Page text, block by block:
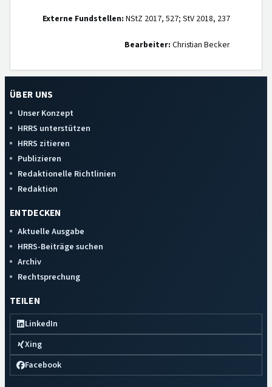
Externe Fundstellen: NStZ 2017, 527; StV 2018, 237
Bearbeiter: Christian Becker
ÜBER UNS
Unser Konzept
HRRS unterstützen
HRRS zitieren
Publizieren
Redaktionelle Richtlinien
Redaktion
ENTDECKEN
Aktuelle Ausgabe
HRRS-Beiträge suchen
Archiv
Rechtsprechung
TEILEN
LinkedIn
Xing
Facebook